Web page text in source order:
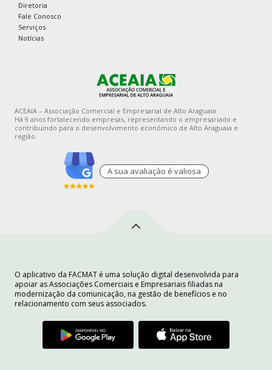
Diretoria
Fale Conosco
Serviços
Notícias
ACEAIA – Associação Comercial e Empresarial de Alto Araguaia
Há 9 anos fortalecendo empresas, representando o empresariado e
contribuindo para o desenvolvimento econômico de Alto Araguaia e
região.
A sua avaliaçào é valiosa
O aplicativo da FACMAT é uma solução digital desenvolvida para
apoiar as Associações Comerciais e Empresariais filiadas na
modernização da comunicação, na gestão de benefícios e no
relacionamento com seus associados.